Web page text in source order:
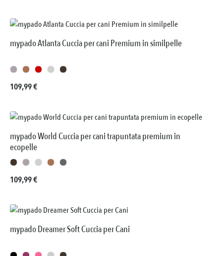
mypado Atlanta Cuccia per cani Premium in similpelle
Prezzo normale:
109,99 €
mypado World Cuccia per cani trapuntata premium in
ecopelle
Prezzo normale:
109,99 €
mypado Dreamer Soft Cuccia per Cani